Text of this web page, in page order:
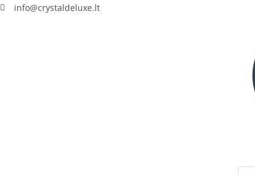
info@crystaldeluxe.lt